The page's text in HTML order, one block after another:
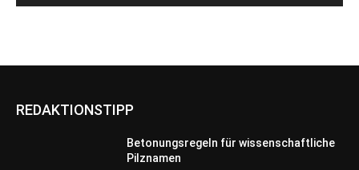
REDAKTIONSTIPP
Betonungsregeln für wissenschaftliche
Pilznamen